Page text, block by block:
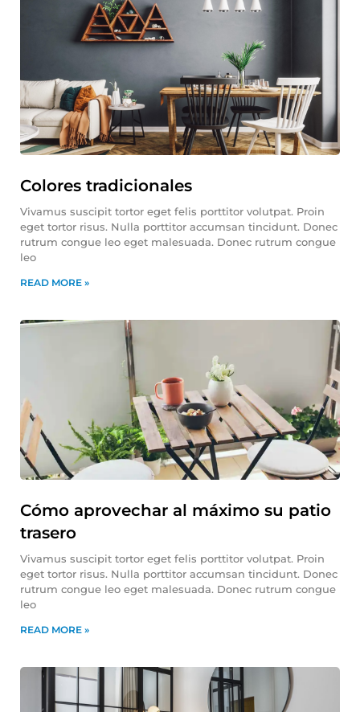
Colores tradicionales
Vivamus suscipit tortor eget felis porttitor volutpat. Proin
eget tortor risus. Nulla porttitor accumsan tincidunt. Donec
rutrum congue leo eget malesuada. Donec rutrum congue
leo
READ MORE »
Cómo aprovechar al máximo su patio
trasero
Vivamus suscipit tortor eget felis porttitor volutpat. Proin
eget tortor risus. Nulla porttitor accumsan tincidunt. Donec
rutrum congue leo eget malesuada. Donec rutrum congue
leo
READ MORE »